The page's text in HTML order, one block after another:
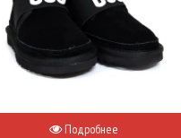
Подробнее